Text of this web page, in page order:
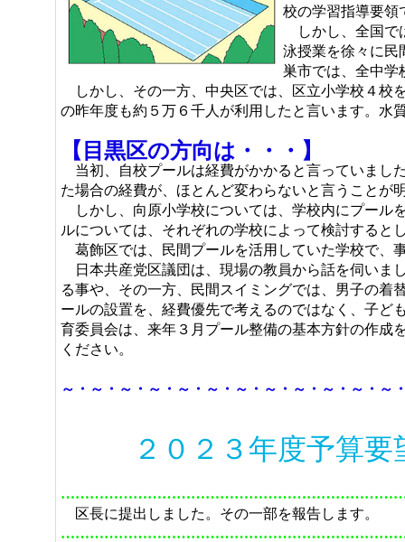
校の学習指導要領
しかし、全国で
泳授業を徐々に民
巣市では、全中学
しかし、その一方、中央区では、区立小学校４校
の昨年度も約５万６千人が利用したと言います。水
【目黒区の方向は・・・】
当初、自校プールは経費がかかると言っていまし
た場合の経費が、ほとんど変わらないと言うことが
しかし、向原小学校については、学校内にプール
ルについては、それぞれの学校によって検討すると
葛飾区では、民間プールを活用していた学校で、
日本共産党区議団は、現場の教員から話を伺いま
る事や、その一方、民間スイミングでは、男子の着
ールの設置を、経費優先で考えるのではなく、子ど
育委員会は、来年３月プール整備の基本方針の作成
ください。
～・～・～・～・～・～・～・～・～・～・～・
２０２３年度予算要
区長に提出しました。その一部を報告します。